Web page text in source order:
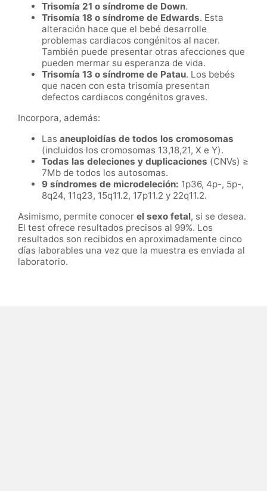
Trisomía 21 o síndrome de Down.
Trisomía 18 o síndrome de Edwards. Esta
alteración hace que el bebé desarrolle
problemas cardiacos congénitos al nacer.
También puede presentar otras afecciones que
pueden mermar su esperanza de vida.
Trisomía 13 o síndrome de Patau. Los bebés
que nacen con esta trisomía presentan
defectos cardiacos congénitos graves.
Incorpora, además:
Las aneuploidías de todos los cromosomas
(incluidos los cromosomas 13,18,21, X e Y).
Todas las deleciones y duplicaciones (CNVs) ≥
7Mb de todos los autosomas.
9 síndromes de microdeleción: 1p36, 4p-, 5p-,
8q24, 11q23, 15q11.2, 17p11.2 y 22q11.2.
Asimismo, permite conocer el sexo fetal, si se desea.
El test ofrece resultados precisos al 99%. Los
resultados son recibidos en aproximadamente cinco
días laborables una vez que la muestra es enviada al
laboratorio.